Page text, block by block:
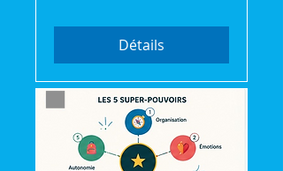
Détails